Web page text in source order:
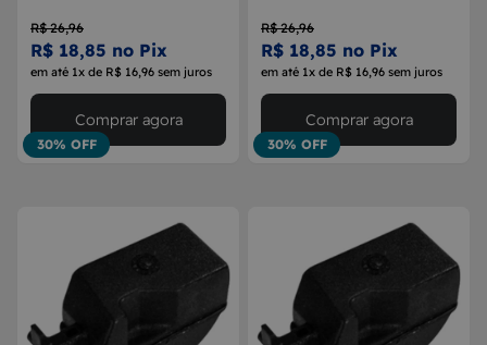
R$ 26,96
R$ 18,85 no Pix
em até 1x de R$ 16,96 sem juros
30% OFF
Comprar agora
R$ 26,96
R$ 18,85 no Pix
em até 1x de R$ 16,96 sem juros
30% OFF
Comprar agora